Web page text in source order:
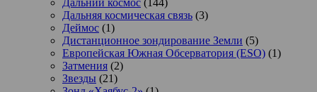
Дальний космос (144)
Дальняя космическая связь (3)
Деймос (1)
Дистанционное зондирование Земли (5)
Европейская Южная Обсерватория (ESO) (1)
Затмения (2)
Звезды (21)